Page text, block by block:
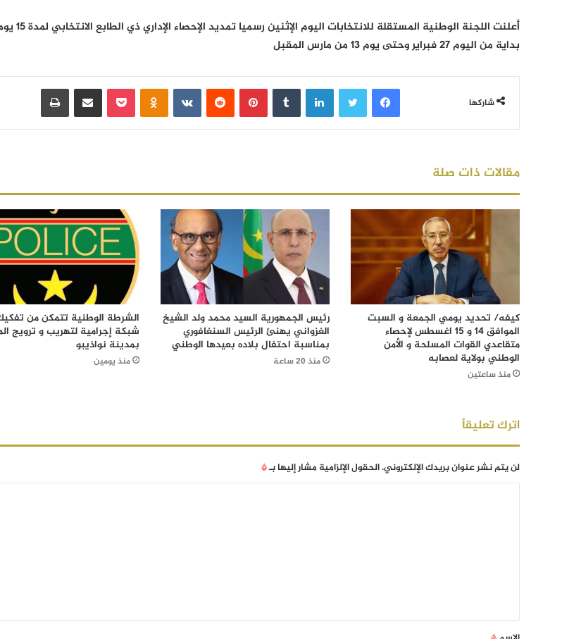
أعلنت اللجنة الوطنية المستقلة للانتخابات اليوم الإثنين رسميا تمديد
بداية من اليوم 27 فبراير وحتى يوم 13 من مارس المقبل
شاركها
فيسبوك لينكدإن بينتيريست بوكيت مشاركة عبر البريد
مقالات ذات صلة
كيفه/ تحديد يومي الجمعة و السبت
الموافق 14 و 15 اغسطس لإحصاء
متقاعدي القوات المسلحة و الأمن
الوطني بولاية لعصابه
منذ ساعتين
رئيس الجمهورية السيد محمد ولد الشيخ
الغزواني يهنئ الرئيس السنغافوري
بمناسبة احتفال بلاده بعيدها الوطني
منذ 20 ساعة
الشرطة الوطنية تتمكن من
شبكة إجرامية لتهريب و ترويج
بمدينة نواذيبو
منذ يومين
اترك تعليقاً
لن يتم نشر عنوان بريدك الإلكتروني.الحقول الإلزامية مشار إليها بـ*